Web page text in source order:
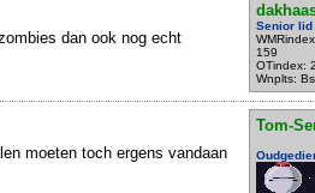
Senior lid
159
OTindex:
Wnplts:
dan ook nog echt
Tom-
moeten toch ergens vandaan